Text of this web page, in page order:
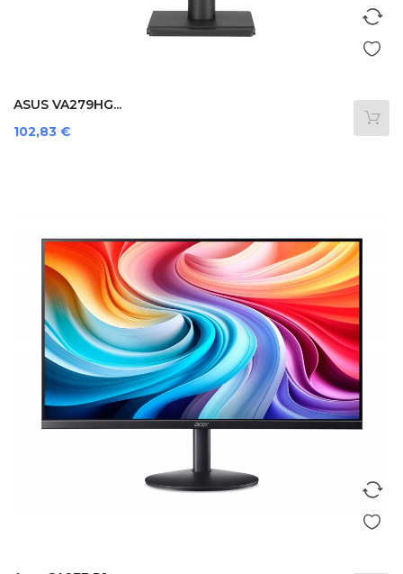
ASUS VA279HG...
Preis
102,83 €